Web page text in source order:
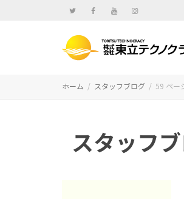
ホーム スタッフブログ 59 ペー
スタッフ